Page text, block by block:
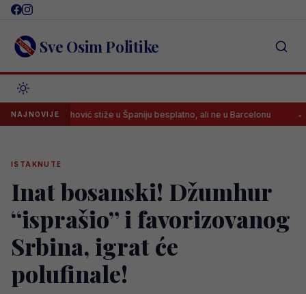
Skip
content Sve Osim Politike
NAJNOVIJE
Vlahović stiže u Španiju besplatno, ali ne u Barcelonu Arsenal
ISTAKNUTE
Inat bosanski! Džumhur
“isprašio” i favorizovanog
Srbina, igrat će
polufinale!